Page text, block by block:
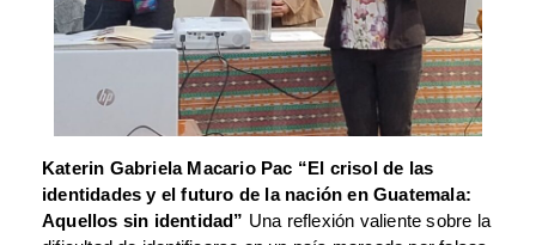
Katerin Gabriela Macario Pac “El crisol de las
identidades y el futuro de la nación en Guatemala:
Aquellos sin identidad” Una reflexión valiente sobre la